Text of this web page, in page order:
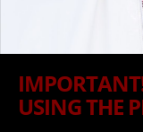
USING THE